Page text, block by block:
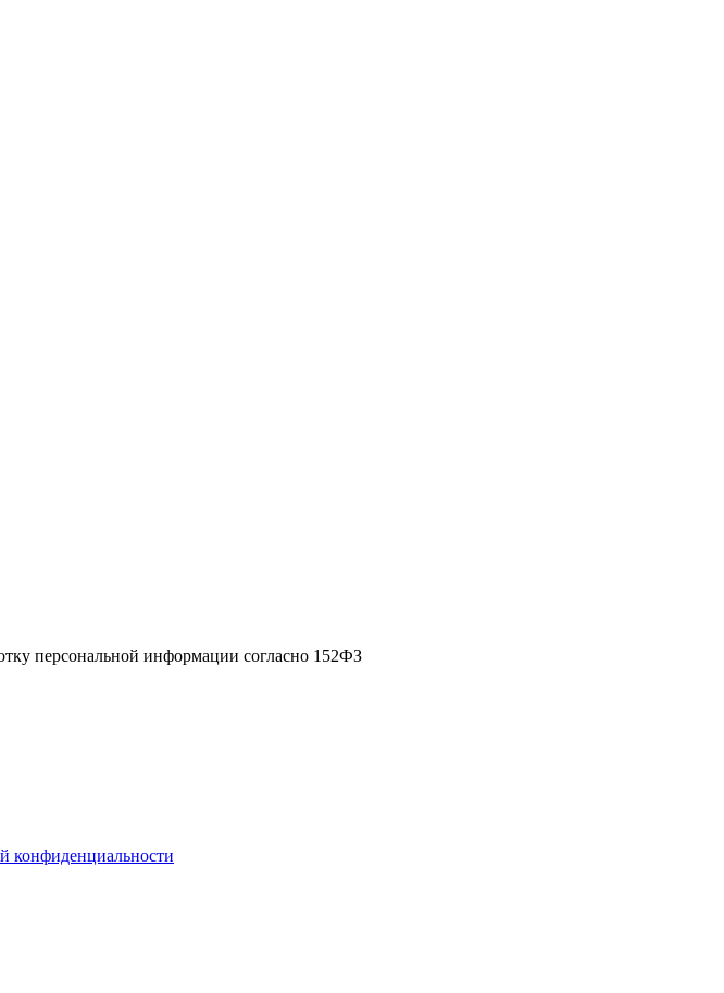
персональной информации согласно 152ФЗ
конфиденциальности